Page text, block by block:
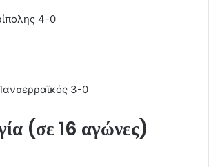
4-0
3-0
(σε 16 αγώνες)